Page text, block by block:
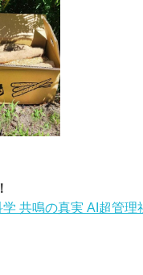
共鳴の真実 AI超管理